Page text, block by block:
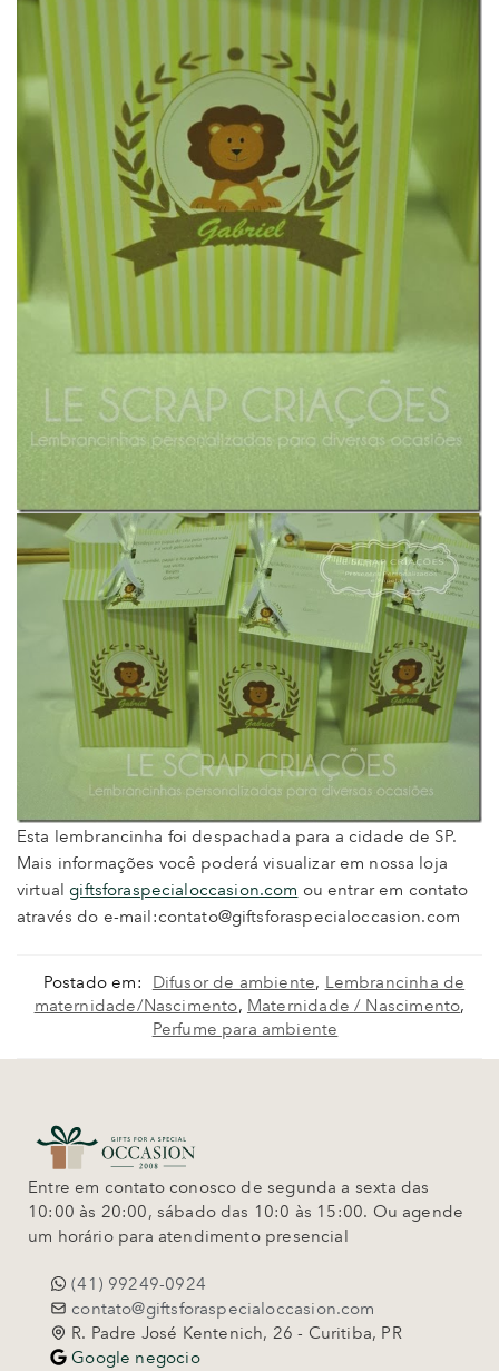
Esta lembrancinha foi despachada para a cidade de SP.
Mais informações você poderá visualizar em nossa loja
virtualgiftsforaspecialoccasion.com ou entrar em contato
através do e-mail:contato@giftsforaspecialoccasion.com
Postado em: Difusor de ambiente, Lembrancinha de
maternidade/Nascimento, Maternidade / Nascimento,
Perfume para ambiente
Entre em contato conosco de segunda a sexta das
10:00 às 20:00, sábado das 10:0 às 15:00. Ou agende
um horário para atendimento presencial
(41) 99249-0924
contato@giftsforaspecialoccasion.com
R. Padre José Kentenich, 26 - Curitiba, PR
Google negocio